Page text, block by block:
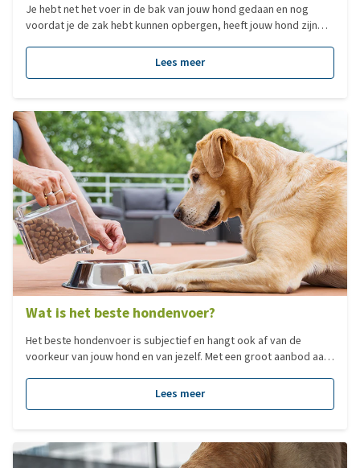
Je hebt net het voer in de bak van jouw hond gedaan en nog
voordat je de zak hebt kunnen opbergen, heeft jouw hond zijn
dat regelmatig bij honden voorkomt. Door het schrokken kauwt
de hond zijn voer onvoldoende en hapt hij veel lucht met alle
Lees meer
Wat is het beste hondenvoer?
Het beste hondenvoer is subjectief en hangt ook af van de
voorkeur van jouw hond en van jezelf. Met een groot aanbod aan
gemaakt van de populairste voedingen per categorie!
Lees meer